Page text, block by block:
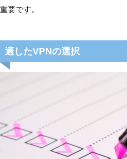
重要です。
適したVPNの選択